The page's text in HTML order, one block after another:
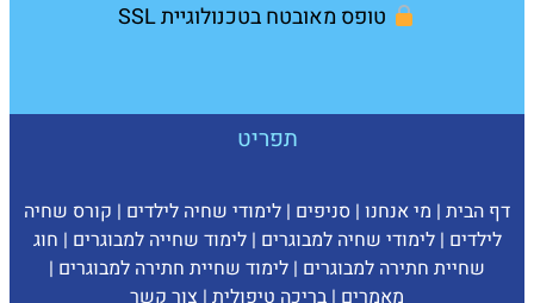
טופס מאובטח בטכנולוגיית SSL
תפריט
דף הבית | מי אנחנו | סניפים | לימודי שחיה לילדים | קורס שחיה
לילדים |לימודי שחיה למבוגרים |לימוד שחייה למבוגרים | חוג
שחיית חתירה למבוגרים | לימוד שחיית חתירה למבוגרים |
מאמרים | בריכה טיפולית | צור קשר